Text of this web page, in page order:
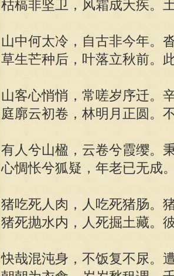
枯槁非坚卫，风霜成夭疾。
山中何太冷，自古非今年。
草生芒种后，叶落立秋前。
山客心悄悄，常嗟岁序迁。
庭廓云初卷，林明月正圆。
有人兮山楹，云卷兮霞缨。
心惆怅兮狐疑，年老已无成
猪吃死人肉，人吃死猪肠。
猪死抛水内，人死掘土藏。
快哉混沌身，不饭复不尿。